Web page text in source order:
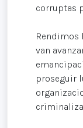
corruptas
Rendimos
van
proseguir